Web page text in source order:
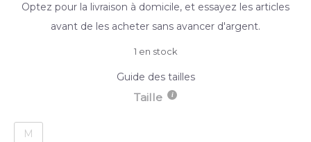
Optez pour la livraison à domicile, et essayez les articles
avant de les acheter sans avancer d'argent.
1 en stock
Guide des tailles
Taille
M